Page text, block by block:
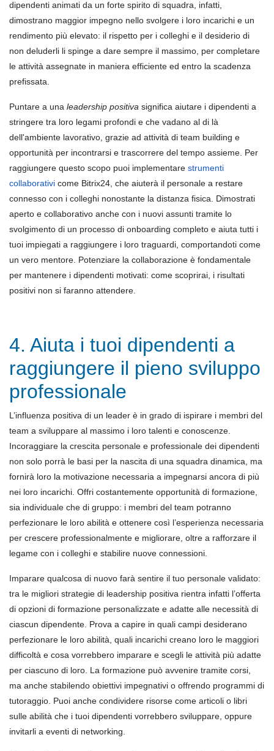
dipendenti animati da un forte spirito di squadra, infatti,
dimostrano maggior impegno nello svolgere i loro incarichi e un
rendimento più elevato: il rispetto per i colleghi e il desiderio di
non deluderli li spinge a dare sempre il massimo, per completare
le attività assegnate in maniera efficiente ed entro la scadenza
prefissata.
Puntare a una leadership positiva significa aiutare i dipendenti a
stringere tra loro legami profondi e che vadano al di là
dell'ambiente lavorativo, grazie ad attività di team building e
opportunità per incontrarsi e trascorrere del tempo assieme. Per
raggiungere questo scopo puoi implementare strumenti
collaborativi come Bitrix24, che aiuterà il personale a restare
connesso con i colleghi nonostante la distanza fisica. Dimostrati
aperto e collaborativo anche con i nuovi assunti tramite lo
svolgimento di un processo di onboarding completo e aiuta tutti i
tuoi impiegati a raggiungere i loro traguardi, comportandoti come
un vero mentore. Potenziare la collaborazione è fondamentale
per mantenere i dipendenti motivati: come scoprirai, i risultati
positivi non si faranno attendere.
4. Aiuta i tuoi dipendenti a
raggiungere il pieno sviluppo
professionale
L’influenza positiva di un leader è in grado di ispirare i membri del
team a sviluppare al massimo i loro talenti e conoscenze.
Incoraggiare la crescita personale e professionale dei dipendenti
non solo porrà le basi per la nascita di una squadra dinamica, ma
fornirà loro la motivazione necessaria a impegnarsi ancora di più
nei loro incarichi. Offri costantemente opportunità di formazione,
sia individuale che di gruppo: i membri del team potranno
perfezionare le loro abilità e ottenere così l’esperienza necessaria
per crescere professionalmente e migliorare, oltre a rafforzare il
legame con i colleghi e stabilire nuove connessioni.
Imparare qualcosa di nuovo farà sentire il tuo personale validato:
tra le migliori strategie di leadership positiva rientra infatti l’offerta
di opzioni di formazione personalizzate e adatte alle necessità di
ciascun dipendente. Prova a capire in quali campi desiderano
perfezionare le loro abilità, quali incarichi creano loro le maggiori
difficoltà e cosa vorrebbero imparare e scegli le attività più adatte
per ciascuno di loro. La formazione può avvenire tramite corsi,
ma anche stabilendo obiettivi impegnativi o offrendo programmi di
tutoraggio. Puoi anche condividere risorse come articoli o libri
sulle abilità che i tuoi dipendenti vorrebbero sviluppare, oppure
invitarli a eventi di networking.